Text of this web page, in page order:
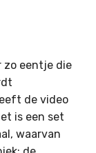
zo eentje die
de video
is een set
waarvan